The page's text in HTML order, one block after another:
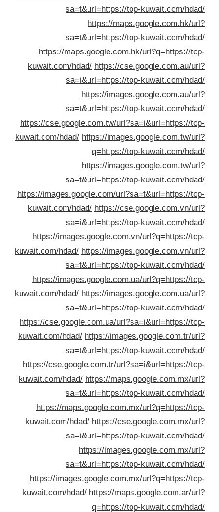
sa=t&url=https://top-kuwait.com/
https://maps.google.com.hk/
sa=t&url=https://top-kuwait.com/
https://maps.google.com.hk/url?q=https://
kuwait.com/hdad/ https://cse.google.com.au/
sa=i&url=https://top-kuwait.com/
https://images.google.com.au/
sa=t&url=https://top-kuwait.com/
https://cse.google.com.tw/url?sa=i&url=https://
kuwait.com/hdad/ https://images.google.com.tw/
q=https://top-kuwait.com/
https://images.google.com.tw/
sa=t&url=https://top-kuwait.com/
https://images.google.com/url?sa=t&url=https://
kuwait.com/hdad/ https://cse.google.com.vn/
sa=i&url=https://top-kuwait.com/
https://images.google.com.vn/url?q=https://
kuwait.com/hdad/ https://images.google.com.vn/
sa=t&url=https://top-kuwait.com/
https://images.google.com.ua/url?q=https://
kuwait.com/hdad/ https://images.google.com.ua/
sa=t&url=https://top-kuwait.com/
https://cse.google.com.ua/url?sa=i&url=https://
kuwait.com/hdad/ https://images.google.com.tr/
sa=t&url=https://top-kuwait.com/
https://cse.google.com.tr/url?sa=i&url=https://
kuwait.com/hdad/ https://maps.google.com.mx/
sa=t&url=https://top-kuwait.com/
https://maps.google.com.mx/url?q=https://
kuwait.com/hdad/ https://cse.google.com.mx/
sa=i&url=https://top-kuwait.com/
https://images.google.com.mx/
sa=t&url=https://top-kuwait.com/
https://images.google.com.mx/url?q=https://
kuwait.com/hdad/ https://maps.google.com.ar/
q=https://top-kuwait.com/